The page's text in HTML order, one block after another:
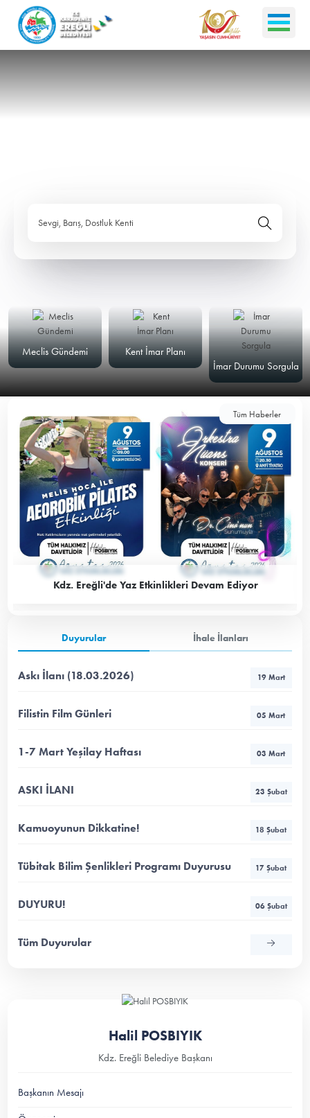
Sevgi, Barış, Dostluk Kenti
Meclis Gündemi
Kent İmar Planı
İmar Durumu Sorgula
Tüm Haberler
Kdz. Ereğli'de Yaz Etkinlikleri Devam Ediyor
Duyurular İhale İlanları
Askı İlanı (18.03.2026) 19 Mart
Filistin Film Günleri 05 Mart
1-7 Mart Yeşilay Haftası 03 Mart
ASKI İLANI 23 Şubat
Kamuoyunun Dikkatine! 18 Şubat
Tübitak Bilim Şenlikleri Programı Duyurusu 17 Şubat
DUYURU! 06 Şubat
Tüm Duyurular
Halil POSBIYIK
Kdz. Ereğli Belediye Başkanı
Başkanın Mesajı